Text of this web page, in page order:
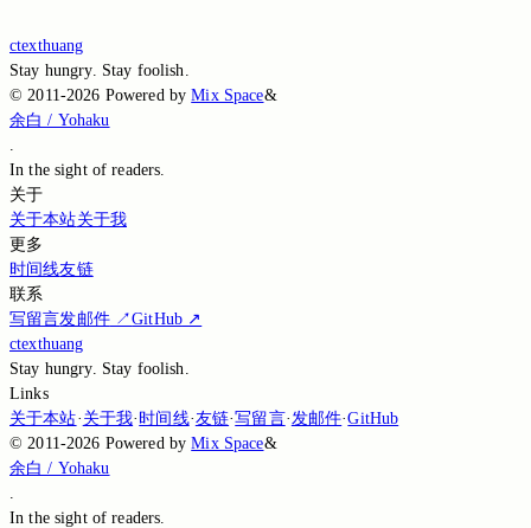
ctexthuang
Stay hungry. Stay foolish.
© 2011-2026 Powered by Mix Space&
余白 / Yohaku
In the sight ofreaders.
关于
关于本站关于我
更多
时间线友链
联系
写留言发邮件↗GitHub↗
ctexthuang
Stay hungry. Stay foolish.
Links
关于本站· 关于我· 时间线·友链·写留言· 发邮件·GitHub
© 2011-2026 Powered by Mix Space&
余白 / Yohaku
In the sight ofreaders.